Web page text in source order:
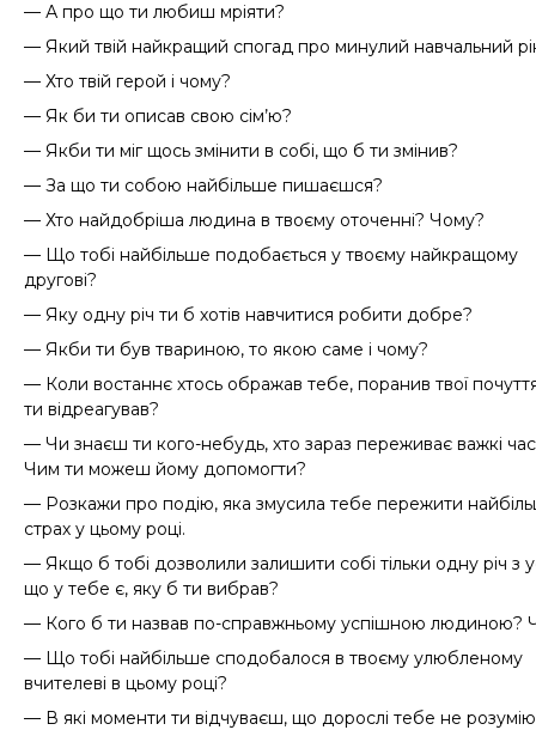
— А про що ти любиш мріяти?
— Який твій найкращий спогад про минулий навчальний
— Хто твій герой і чому?
— Як би ти описав свою сім’ю?
— Якби ти міг щось змінити в собі, що б ти змінив?
— За що ти собою найбільше пишаєшся?
— Хто найдобріша людина в твоєму оточенні? Чому?
— Що тобі найбільше подобається у твоєму найкращому
другові?
— Яку одну річ ти б хотів навчитися робити добре?
— Якби ти був твариною, то якою саме і чому?
— Коли востаннє хтось ображав тебе, поранив твої
ти відреагував?
— Чи знаєш ти кого-небудь, хто зараз переживає важкі
Чим ти можеш йому допомогти?
— Розкажи про подію, яка змусила тебе пережити
страх у цьому році.
— Якщо б тобі дозволили залишити собі тільки одну річ з
що у тебе є, яку б ти вибрав?
— Кого б ти назвав по-справжньому успішною людиною?
— Що тобі найбільше сподобалося в твоєму улюбленому
вчителеві в цьому році?
— В які моменти ти відчуваєш, що дорослі тебе не